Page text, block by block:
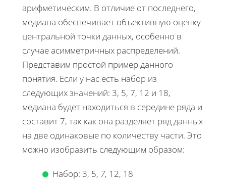
арифметическим. В отличие от последнего,
медиана обеспечивает объективную оценку
центральной точки данных, особенно в
случае асимметричных распределений.
Представим простой пример данного
понятия. Если у нас есть набор из
следующих значений: 3, 5, 7, 12 и 18,
медиана будет находиться в середине ряда и
составит 7, так как она разделяет ряд данных
на две одинаковые по количеству части. Это
можно изобразить следующим образом:
Набор: 3, 5, 7, 12, 18